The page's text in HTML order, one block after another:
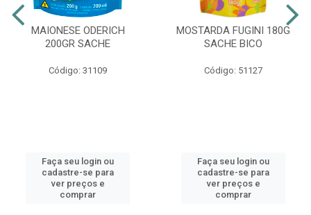
MAIONESE ODERICH
200GR SACHE
Código: 31109
Faça seu login ou
cadastre-se para
ver preços e
comprar
MOSTARDA FUGINI 180G
SACHE BICO
Código: 51127
Faça seu login ou
cadastre-se para
ver preços e
comprar